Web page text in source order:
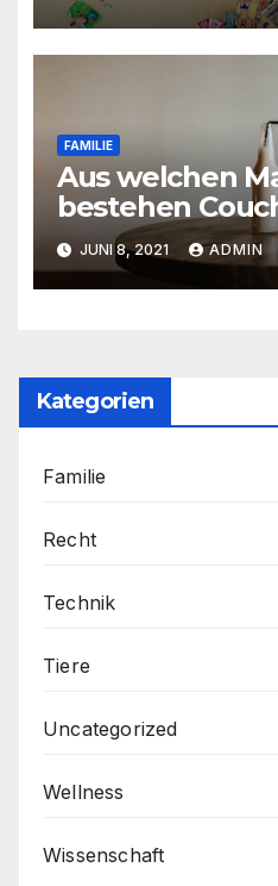
FAMILIE
Aus welchen
bestehen
JUNI 8, 2021 ADMIN
Kategorien
Familie
Recht
Technik
Tiere
Uncategorized
Wellness
Wissenschaft